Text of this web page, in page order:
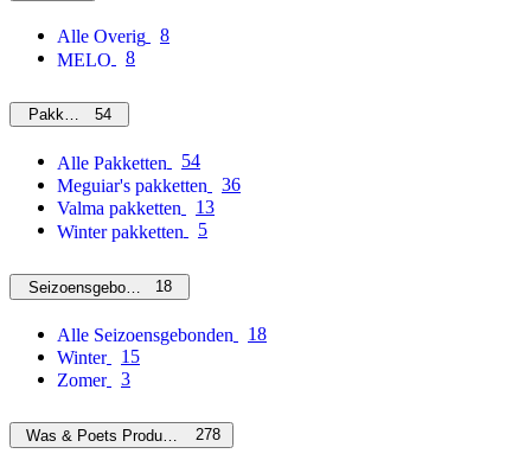
Alle Overig
8
MELO
8
Pakketten54
Alle Pakketten
54
Meguiar's pakketten
36
Valma pakketten
13
Winter pakketten
5
Seizoensgebonden18
Alle Seizoensgebonden
18
Winter
15
Zomer
3
Was & Poets Producten 278